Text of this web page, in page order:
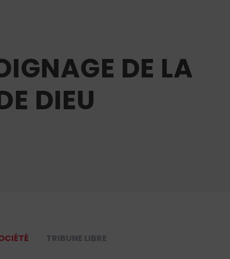
DE LA
DIEU
TRIBUNE LIBRE